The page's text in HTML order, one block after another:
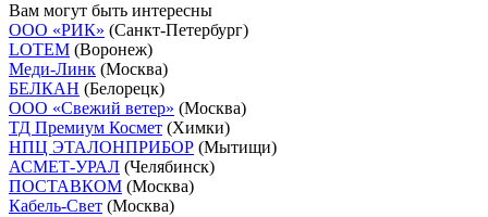
Вам могут быть интересны
ООО «РИК» (Санкт-Петербург)
LOTEM (Воронеж)
Меди-Линк (Москва)
БЕЛКАН (Белорецк)
ООО «Свежий ветер» (Москва)
ТД Премиум Космет (Химки)
НПЦ ЭТАЛОНПРИБОР (Мытищи)
АСМЕТ-УРАЛ (Челябинск)
ПОСТАВКОМ (Москва)
Кабель-Свет (Москва)